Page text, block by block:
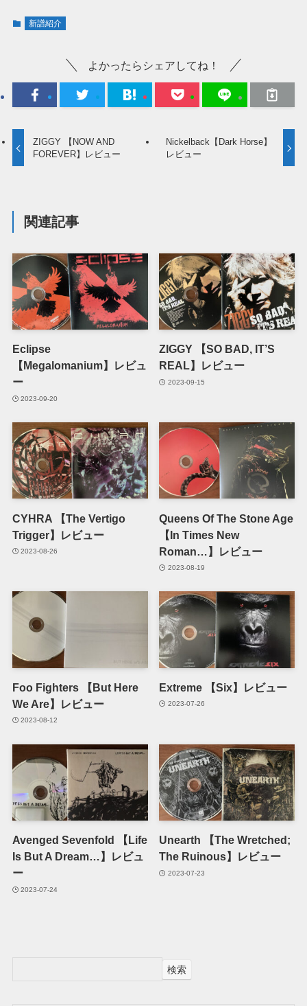
新譜紹介
よかったらシェアしてね！
ZIGGY 【NOW AND
FOREVER】レビュー
Nickelback【Dark Horse】
レビュー
関連記事
Eclipse
【Megalomanium】レビュ
ー
2023-09-20
ZIGGY 【SO BAD, IT’S
REAL】レビュー
2023-09-15
CYHRA 【The Vertigo
Trigger】レビュー
2023-08-26
Queens Of The Stone Age
【In Times New
Roman…】レビュー
2023-08-19
Foo Fighters 【But Here
We Are】レビュー
2023-08-12
Extreme 【Six】レビュー
2023-07-26
Avenged Sevenfold 【Life
Is But A Dream…】レビュ
ー
2023-07-24
Unearth 【The Wretched;
The Ruinous】レビュー
2023-07-23
検索